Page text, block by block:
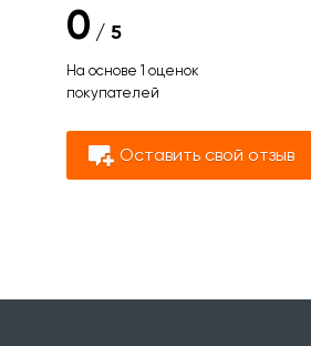
0 / 5
На основе 1 оценок
покупателей
Оставить свой отзыв